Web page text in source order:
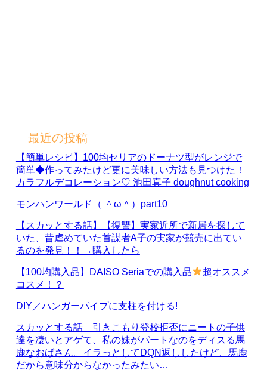
最近の投稿
【簡単レシピ】100均セリアのドーナツ型がレンジで
簡単◆作ってみたけど更に美味しい方法も見つけた！
カラフルデコレーション♡ 池田真子 doughnut cooking
モンハンワールド（ ＾ω＾）part10
【スカッとする話】【復讐】実家近所で新居を探して
いた、昔虐めていた首謀者A子の実家が競売に出てい
るのを発見！！→購入したら
【100均購入品】DAISO Seriaでの購入品
超オススメ
コスメ！？
DIY／ハンガーパイプに支柱を付ける!
スカッとする話 引きこもり登校拒否にニートの子供
達を凄いとアゲて、私の妹がパートなのをディスる馬
鹿なおばさん。イラっとしてDQN返ししたけど、馬鹿
だから意味分からなかったみたい…